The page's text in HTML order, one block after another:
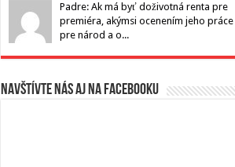
Padre: Ak má byť doživotná renta pre
premiéra, akýmsi ocenením jeho práce
pre národ a o...
Navštívte nás aj na Facebooku